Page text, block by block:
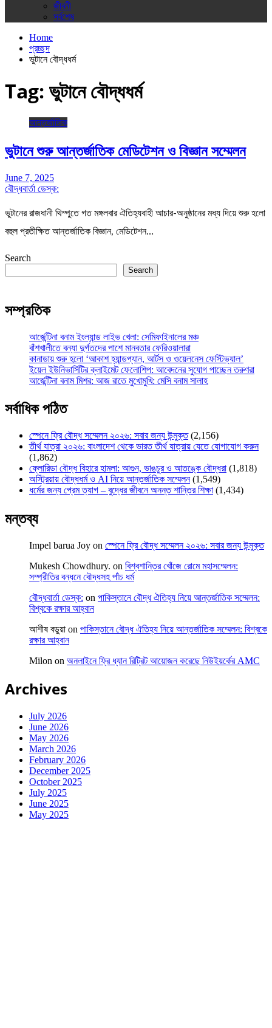
জীবনী
সর্বশেষ
Home
প্রচ্ছদ
ভুটানে বৌদ্ধধর্ম
Tag: ভুটানে বৌদ্ধধর্ম
আন্তর্জাতিক
ভুটানে শুরু আন্তর্জাতিক মেডিটেশন ও বিজ্ঞান সম্মেলন
June 7, 2025
বৌদ্ধবার্তা ডেস্ক:
ভুটানের রাজধানী থিম্পুতে গত মঙ্গলবার ঐতিহ্যবাহী আচার-অনুষ্ঠানের মধ্য দিয়ে শুরু হলো
বহুল প্রতীক্ষিত আন্তর্জাতিক বিজ্ঞান, মেডিটেশন…
Search
Search
সম্প্রতিক
আর্জেন্টিনা বনাম ইংল্যান্ড লাইভ খেলা: সেমিফাইনালের মঞ্চ
বাঁশখালীতে বন্যা দুর্গতদের পাশে মানবতার ফেরিওয়ালারা
কানাডায় শুরু হলো ‘আকাশ হ্যান্ডপ্যান, আর্টস ও ওয়েলনেস ফেস্টিভ্যাল’
ইয়েল ইউনিভার্সিটির ক্লাইমেট ফেলোশিপ: আবেদনের সুযোগ পাচ্ছেন তরুণরা
আর্জেন্টিনা বনাম মিশর: আজ রাতে মুখোমুখি: মেসি বনাম সালাহ
সর্বাধিক পঠিত
স্পেনে ফ্রি বৌদ্ধ সম্মেলন ২০২৬: সবার জন্য উন্মুক্ত (2,156)
তীর্থ যাত্রা ২০২৬: বাংলাদেশ থেকে ভারত তীর্থ যাত্রায় যেতে যোগাযোগ করুন
(1,862)
ফ্লোরিডা বৌদ্ধ বিহারে হামলা: আগুন, ভাঙচুর ও আতঙ্কে বৌদ্ধরা (1,818)
অস্ট্রিয়ায় বৌদ্ধধর্ম ও AI নিয়ে আন্তর্জাতিক সম্মেলন (1,549)
ধর্মের জন্য প্রেম ত্যাগ – বুদ্ধের জীবনে অনন্ত শান্তির শিক্ষা (1,434)
মন্তব্য
Impel barua Joy on স্পেনে ফ্রি বৌদ্ধ সম্মেলন ২০২৬: সবার জন্য উন্মুক্ত
Mukesh Chowdhury. on বিশ্বশান্তির খোঁজে রোমে মহাসম্মেলন:
সম্প্রীতির বন্ধনে বৌদ্ধসহ পাঁচ ধর্ম
বৌদ্ধবার্তা ডেস্ক: on পাকিস্তানে বৌদ্ধ ঐতিহ্য নিয়ে আন্তর্জাতিক সম্মেলন:
বিশ্বকে রক্ষার আহ্বান
আশীষ বড়ুয়া on পাকিস্তানে বৌদ্ধ ঐতিহ্য নিয়ে আন্তর্জাতিক সম্মেলন: বিশ্বকে
রক্ষার আহ্বান
Milon on অনলাইনে ফ্রি ধ্যান রিট্রিট আয়োজন করেছে নিউইয়র্কের AMC
Archives
July 2026
June 2026
May 2026
March 2026
February 2026
December 2025
October 2025
July 2025
June 2025
May 2025